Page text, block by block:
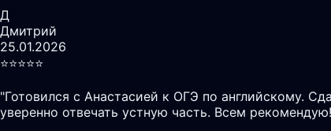
Д
Дмитрий
25.01.2026
⭐️⭐️⭐️⭐️⭐️
"Готовился с Анастасией к ОГЭ по английскому.
уверенно отвечать устную часть. Всем рекомендую!